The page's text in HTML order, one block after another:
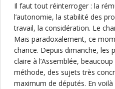
Il faut tout réinterroger : la
l’autonomie, la stabilité des
travail, la considération. Le
Mais paradoxalement, ce
chance. Depuis dimanche, les
claire à l’Assemblée,
méthode, des sujets très
maximum de députés. En voilà